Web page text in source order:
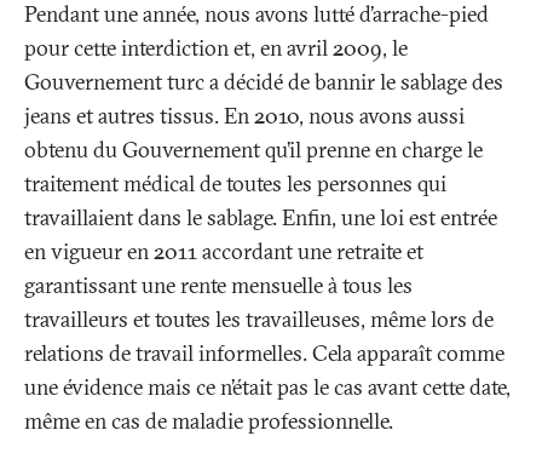
Pendant une année, nous avons lutté d’arrache-pied
pour cette interdiction et, en avril 2009, le
Gouvernement turc a décidé de bannir le sablage des
jeans et autres tissus. En 2010, nous avons aussi
obtenu du Gouvernement qu’il prenne en charge le
traitement médical de toutes les personnes qui
travaillaient dans le sablage. Enfin, une loi est entrée
en vigueur en 2011 accordant une retraite et
garantissant une rente mensuelle à tous les
travailleurs et toutes les travailleuses, même lors de
relations de travail informelles. Cela apparaît comme
une évidence mais ce n’était pas le cas avant cette date,
même en cas de maladie professionnelle.